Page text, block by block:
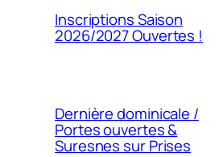
Inscriptions Saison
2026/2027 Ouvertes !
Dernière dominicale /
Portes ouvertes &
Suresnes sur Prises